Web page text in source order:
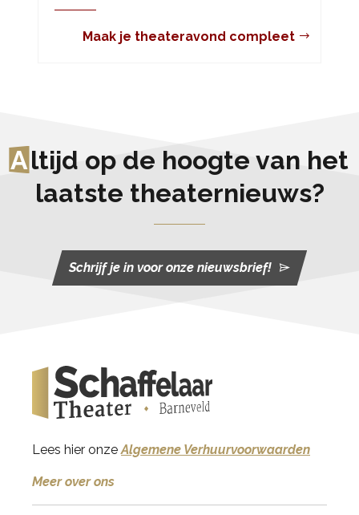
Maak je theateravond compleet
Altijd op de hoogte van het
laatste theaternieuws?
Schrijf je in voor onze nieuwsbrief!
Lees hier onze Algemene Verhuurvoorwaarden
Meer over ons